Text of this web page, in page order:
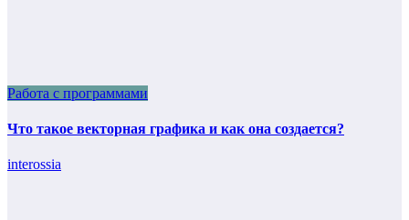
Работа с программами
Что такое векторная графика и как она создается?
interossia